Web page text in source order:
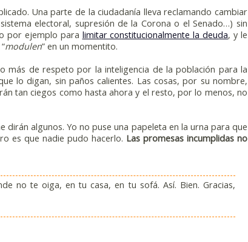
Una parte de la ciudadanía lleva reclamando cambiar
electoral, supresión de la Corona o el Senado…) sin
por ejemplo para limitar constitucionalmente la deuda, y le
modulen” en un momentito.
más de respeto por la inteligencia de la población para la
lo digan, sin paños calientes. Las cosas, por su nombre,
tan ciegos como hasta ahora y el resto, por lo menos, no
dirán algunos. Yo no puse una papeleta en la urna para que
es que nadie pudo hacerlo. Las promesas incumplidas no
no te oiga, en tu casa, en tu sofá. Así. Bien. Gracias,